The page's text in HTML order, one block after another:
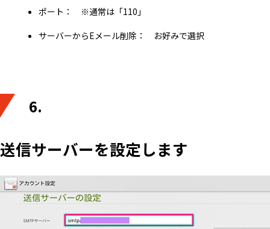
ポート： ※通常は「110」
サーバーからEメール削除： お好みで選択
6.
送信サーバーを設定します